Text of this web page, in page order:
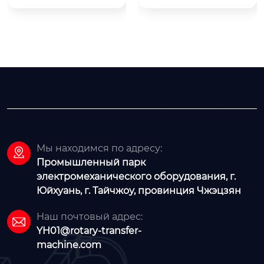

Мы находимся по адресу:
Промышленный парк
электромеханического оборудования, г.
Юйхуань, г. Тайчжоу, провинция Чжэцзян

Наш почтовый адрес:
YH01@rotary-transfer-
machine.com